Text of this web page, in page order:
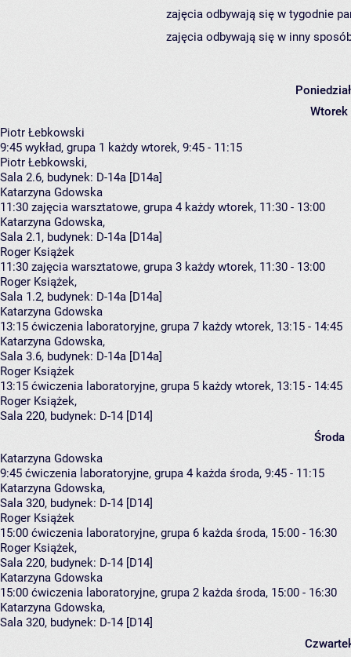
zajęcia odbywają się w tygodnie
zajęcia odbywają się w inny
Wtorek
Piotr Łebkowski
9:45 wykład, grupa 1 każdy wtorek, 9:45 - 11:15
Piotr Łebkowski,
Sala 2.6, budynek: D-14a [D14a]
Katarzyna Gdowska
11:30 zajęcia warsztatowe, grupa 4 każdy wtorek, 11:30 - 13:00
Katarzyna Gdowska,
Sala 2.1, budynek: D-14a [D14a]
Roger Książek
11:30 zajęcia warsztatowe, grupa 3 każdy wtorek, 11:30 - 13:00
Roger Książek,
Sala 1.2, budynek: D-14a [D14a]
Katarzyna Gdowska
13:15 ćwiczenia laboratoryjne, grupa 7 każdy wtorek, 13:15 - 14:45
Katarzyna Gdowska,
Sala 3.6, budynek: D-14a [D14a]
Roger Książek
13:15 ćwiczenia laboratoryjne, grupa 5 każdy wtorek, 13:15 - 14:45
Roger Książek,
Sala 220, budynek: D-14 [D14]
Środa
Katarzyna Gdowska
9:45 ćwiczenia laboratoryjne, grupa 4 każda środa, 9:45 - 11:15
Katarzyna Gdowska,
Sala 320, budynek: D-14 [D14]
Roger Książek
15:00 ćwiczenia laboratoryjne, grupa 6 każda środa, 15:00 - 16:30
Roger Książek,
Sala 220, budynek: D-14 [D14]
Katarzyna Gdowska
15:00 ćwiczenia laboratoryjne, grupa 2 każda środa, 15:00 - 16:30
Katarzyna Gdowska,
Sala 320, budynek: D-14 [D14]